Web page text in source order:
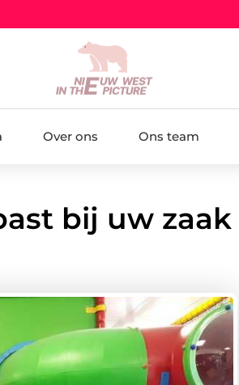
Over ons Ons team
bij uw zaak